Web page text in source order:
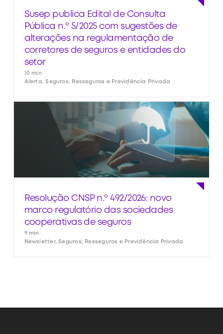
Susep publica Edital de Consulta
Pública n.º 5/2025 com sugestões de
alterações na regulamentação de
corretores de seguros e entidades do
setor
10 min
Alerta, Seguros, Resseguros e Previdência Privada
Resolução CNSP n.º 492/2026: novo
marco regulatório das sociedades
cooperativas de seguros
9 min
Newsletter, Seguros, Resseguros e Previdência Privada